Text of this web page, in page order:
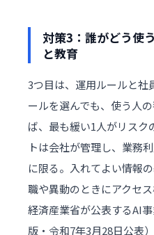
対策3：誰がどう使
と教育
3つ目は、運用ルールと社
ールを選んでも、使う人
ば、最も緩い1人がリスク
トは会社が管理し、業務
に限る。入れてよい情報
職や異動のときにアクセ
経済産業省が公表するAI
版・令和7年3月28日公表）